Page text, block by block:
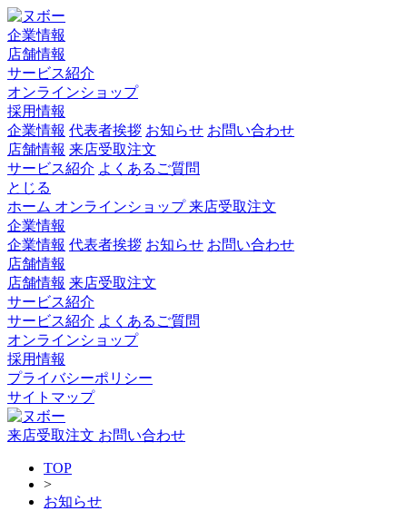
企業情報
店舗情報
サービス紹介
オンラインショップ
採用情報
企業情報 代表者挨拶 お知らせ お問い合わせ
店舗情報 来店受取注文
サービス紹介 よくあるご質問
とじる
ホーム オンラインショップ来店受取注文
企業情報
企業情報 代表者挨拶 お知らせ お問い合わせ
店舗情報
店舗情報 来店受取注文
サービス紹介
サービス紹介 よくあるご質問
オンラインショップ
採用情報
プライバシーポリシー
サイトマップ
来店受取注文 お問い合わせ
TOP
>
お知らせ